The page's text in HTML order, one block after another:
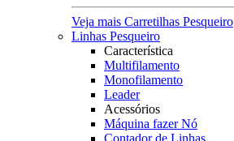
Veja mais Carretilhas Pesqueiro
Linhas Pesqueiro
Característica
Multifilamento
Monofilamento
Leader
Acessórios
Máquina fazer Nó
Contador de Linhas